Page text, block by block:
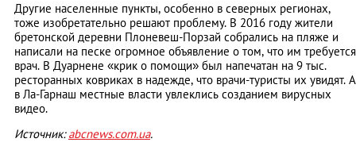
Другие населенные пункты, особенно в северных регионах,
тоже изобретательно решают проблему. В 2016 году жители
бретонской деревни Плоневеш-Порзай собрались на пляже и
написали на песке огромное объявление о том, что им требуется
врач. В Дуарнене «крик о помощи» был напечатан на 9 тыс.
ресторанных ковриках в надежде, что врачи-туристы их увидят. А
в Ла-Гарнаш местные власти увлеклись созданием вирусных
видео.
Источник:abcnews.com.ua.